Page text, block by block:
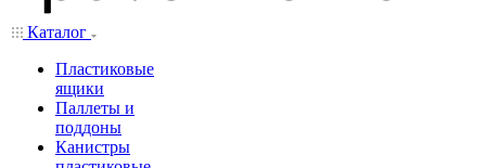
Каталог
Пластиковые
ящики
Паллеты и
поддоны
Канистры